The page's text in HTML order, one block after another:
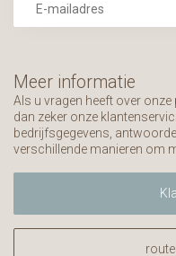
Meer informatie
Als u vragen heeft over
dan zeker onze
bedrijfsgegevens,
verschillende manieren om